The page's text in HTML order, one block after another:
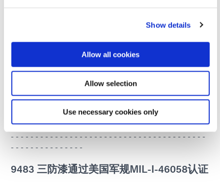
Show details
Allow all cookies
Allow selection
Use necessary cookies only
Dymax 9483 se calienta bajo la conexión de luz
UV/sichtbarem Licht sekundenschnell klebfrei aus und
zeichnet sich durch eine hervorragende Korrosions- und
Chemikalienbeständigkeit aus. El producto es óptimo
sensores, los módulos de control y las cajas de cambios,
en la industria del automóvil, en las fuerzas armadas, en
los hogares y en los aparatos eléctricos, así como en el
- - - - - - - - - - - - - - - - - - - - - - - - - - - - - - - - - - - - - - - -
- - - - - - - - - - - - - - - - - - - - - - - - - - - - - - - - - - - - - - - -
- - - - - - - - - - - - - - -
9483 三防漆通过美国军规MIL-I-46058认证